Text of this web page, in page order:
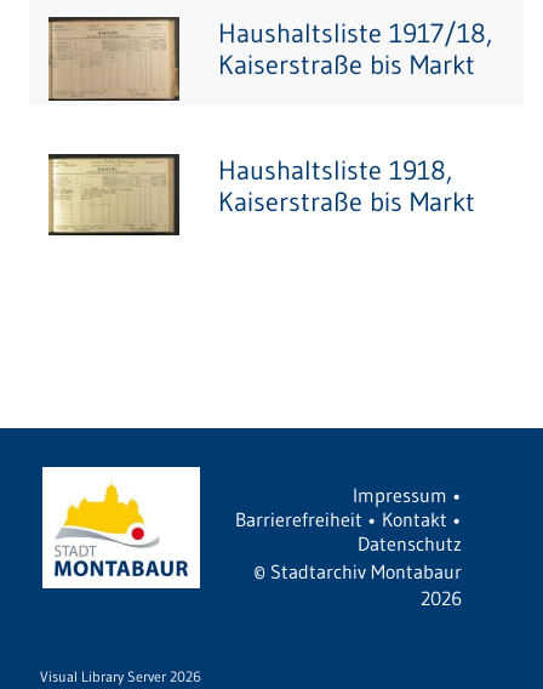
Haushaltsliste 1917/18,
Kaiserstraße bis Markt
Haushaltsliste 1918,
Kaiserstraße bis Markt
Impressum •
Barrierefreiheit • Kontakt •
Datenschutz
© Stadtarchiv Montabaur
2026
Visual Library Server 2026